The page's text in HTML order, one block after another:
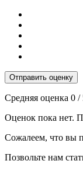
Отправить оценку
Средняя оценка 0 /
Оценок пока нет.
Сожалеем, что вы
Позвольте нам